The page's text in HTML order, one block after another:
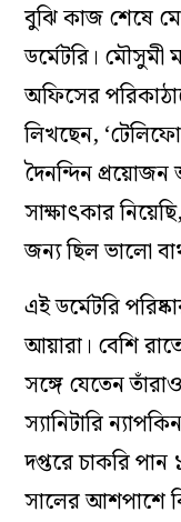
বুঝি কাজ শেষে
ডর্মেটরি।
অফিসের
লিখছেন,
দৈনন্দিন
সাক্ষাৎকার
জন্য ছিল ভালো
এই ডর্মেটরি
আয়ারা। বেশি
সঙ্গে যেতেন
স্যানিটারি
দপ্তরে চাকরি
সালের আশপাশে